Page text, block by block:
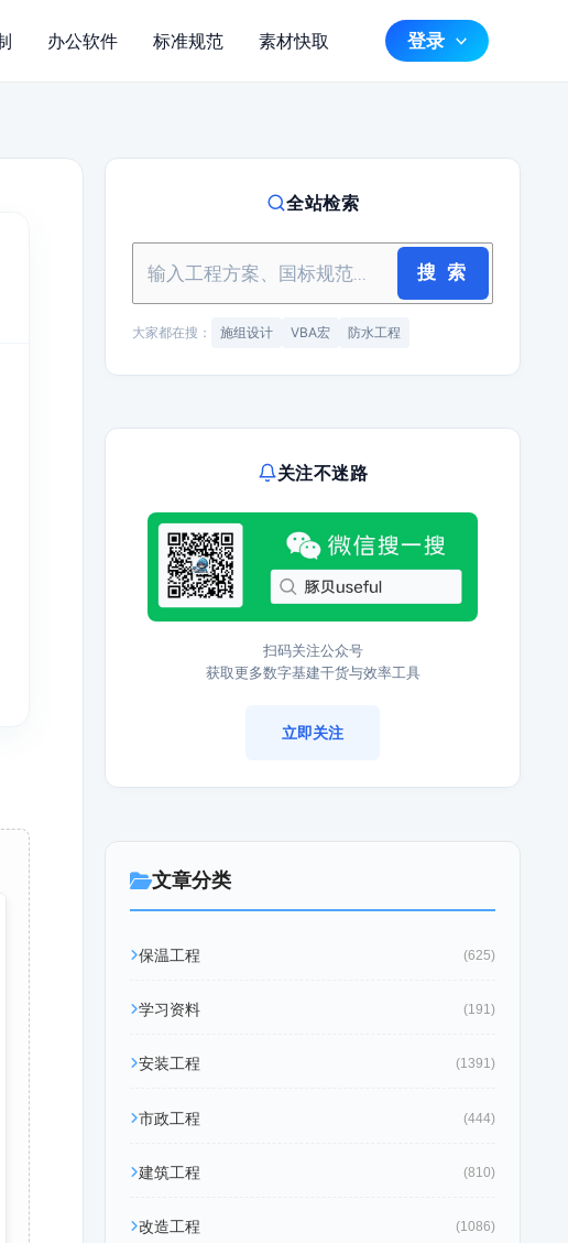
办公软件 标准规范 素材快取 登录
全站检索
搜 索
大家都在搜： 施组设计 VBA宏 防水工程
关注不迷路
扫码关注公众号
获取更多数字基建干货与效率工具
立即关注
文章分类
保温工程 (625)
学习资料 (191)
安装工程 (1391)
市政工程 (444)
建筑工程 (810)
改造工程 (1086)